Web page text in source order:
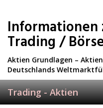
main
content
Informationen
Trading /
Aktien Grundlagen –
Deutschlands
Trading - Aktien